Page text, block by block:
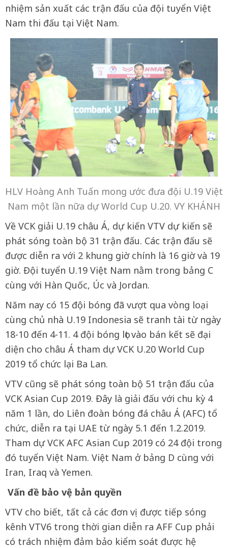
nhiệm sản xuất các trận đấu của đội tuyển Việt
Nam thi đấu tại Việt Nam.
HLV Hoàng Anh Tuấn mong ước đưa đội U.19 Việt
Nam một lần nữa dự World Cup U.20. VY KHÁNH
Về VCK giải U.19 châu Á, dự kiến VTV dự kiến sẽ
phát sóng toàn bộ 31 trận đấu. Các trận đấu sẽ
được diễn ra với 2 khung giờ chính là 16 giờ và 19
giờ. Đội tuyển U.19 Việt Nam nằm trong bảng C
cùng với Hàn Quốc, Úc và Jordan.
Năm nay có 15 đội bóng đã vượt qua vòng loại
cùng chủ nhà U.19 Indonesia sẽ tranh tài từ ngày
18-10 đến 4-11. 4 đội bóng lọt vào bán kết sẽ đại
diện cho châu Á tham dự VCK U.20 World Cup
2019 tổ chức lại Ba Lan.
VTV cũng sẽ phát sóng toàn bộ 51 trận đấu của
VCK Asian Cup 2019. Đây là giải đấu với chu kỳ 4
năm 1 lần, do Liên đoàn bóng đá châu Á (AFC) tổ
chức, diễn ra tại UAE từ ngày 5.1 đến 1.2.2019.
Tham dự VCK AFC Asian Cup 2019 có 24 đội trong
đó tuyển Việt Nam. Việt Nam ở bảng D cùng với
Iran, Iraq và Yemen.
Vấn đề bảo vệ bản quyền
VTV cho biết, tất cả các đơn vị được tiếp sóng
kênh VTV6 trong thời gian diễn ra AFF Cup phải
có trách nhiệm đảm bảo kiểm soát được hệ